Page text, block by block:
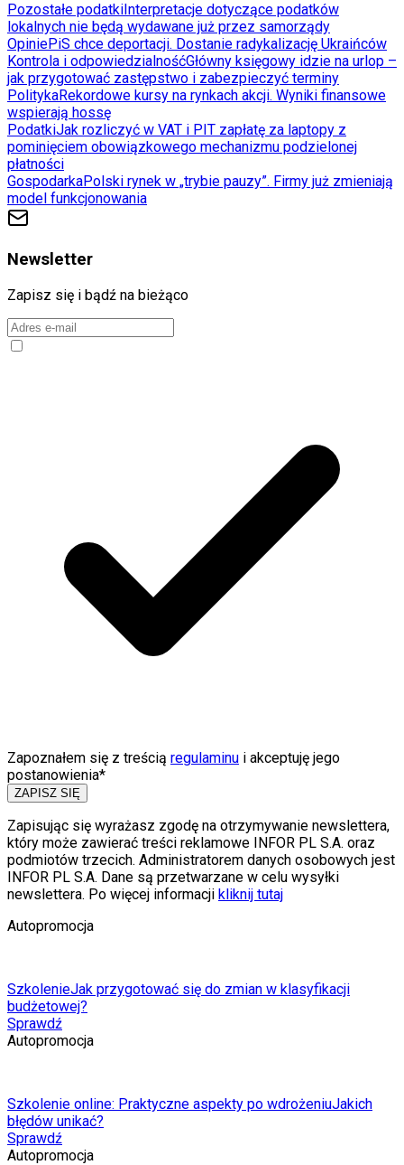
Pozostałe podatki Interpretacje dotyczące podatków
lokalnych nie będą wydawane już przez samorządy
OpiniePiS chce deportacji. Dostanie radykalizację Ukraińców
Kontrola i odpowiedzialnośćGłówny księgowy idzie na urlop –
jak przygotować zastępstwo i zabezpieczyć terminy
PolitykaRekordowe kursy na rynkach akcji. Wyniki finansowe
wspierają hossę
PodatkiJak rozliczyć w VAT i PIT zapłatę za laptopy z
pominięciem obowiązkowego mechanizmu podzielonej
płatności
GospodarkaPolski rynek w „trybie pauzy”. Firmy już zmieniają
model funkcjonowania
Newsletter
Zapisz się i bądź na bieżąco
Zapoznałem się z treścią regulaminu i akceptuję jego
postanowienia*
ZAPISZ SIĘ
Zapisując się wyrażasz zgodę na otrzymywanie newslettera,
który może zawierać treści reklamowe INFOR PL S.A. oraz
podmiotów trzecich. Administratorem danych osobowych jest
INFOR PL S.A. Dane są przetwarzane w celu wysyłki
newslettera. Po więcej informacji kliknij tutaj
Autopromocja
SzkolenieJak przygotować się do zmian w klasyfikacji
budżetowej?
Sprawdź
Autopromocja
Szkolenie online: Praktyczne aspekty po wdrożeniuJakich
błędów unikać?
Sprawdź
Autopromocja